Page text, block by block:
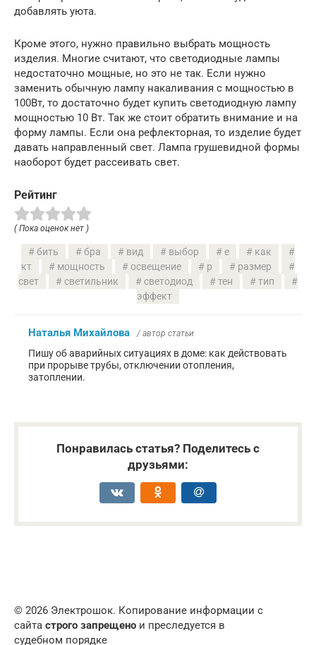
добавлять уюта.
Кроме этого, нужно правильно выбрать мощность
изделия. Многие считают, что светодиодные лампы
недостаточно мощные, но это не так. Если нужно
заменить обычную лампу накаливания с мощностью в
100Вт, то достаточно будет купить светодиодную лампу
мощностью 10 Вт. Так же стоит обратить внимание и на
форму лампы. Если она рефлекторная, то изделие будет
давать направленный свет. Лампа грушевидной формы
наоборот будет рассеивать свет.
Рейтинг
( Пока оценок нет )
бить бра вид выбор е
как
кт
мощность освещение р
размер
свет
светильник светодиод тен
тип
эффект
Наталья Михайлова / автор статьи
Пишу об аварийных ситуациях в доме: как действовать
при прорыве трубы, отключении отопления,
затоплении.
Понравилась статья? Поделитесь с
друзьями:
© 2026 Электрошок. Копирование информации с
сайта строго запрещено и преследуется в
судебном порядке